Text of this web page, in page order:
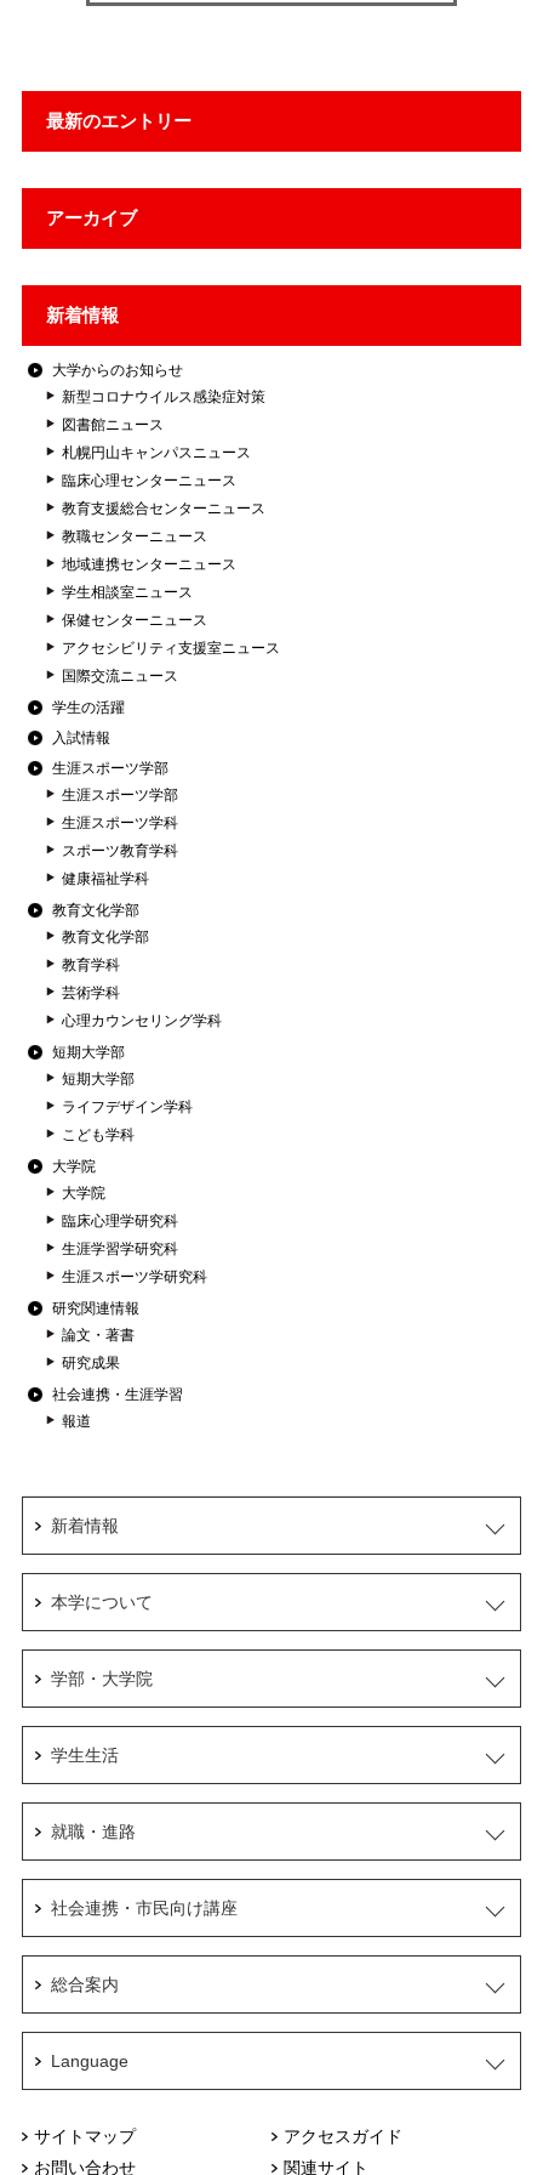
最新のエントリー
アーカイブ
新着情報
大学からのお知らせ
新型コロナウイルス感染症対策
図書館ニュース
札幌円山キャンパスニュース
臨床心理センターニュース
教育支援総合センターニュース
教職センターニュース
地域連携センターニュース
学生相談室ニュース
保健センターニュース
アクセシビリティ支援室ニュース
国際交流ニュース
学生の活躍
入試情報
生涯スポーツ学部
生涯スポーツ学部
生涯スポーツ学科
スポーツ教育学科
健康福祉学科
教育文化学部
教育文化学部
教育学科
芸術学科
心理カウンセリング学科
短期大学部
短期大学部
ライフデザイン学科
こども学科
大学院
大学院
臨床心理学研究科
生涯学習学研究科
生涯スポーツ学研究科
研究関連情報
論文・著書
研究成果
社会連携・生涯学習
報道
サイトマップ
アクセスガイド
お問い合わせ
関連サイト
新着情報
本学について
学部・大学院
学生生活
就職・進路
社会連携・市民向け講座
総合案内
Language